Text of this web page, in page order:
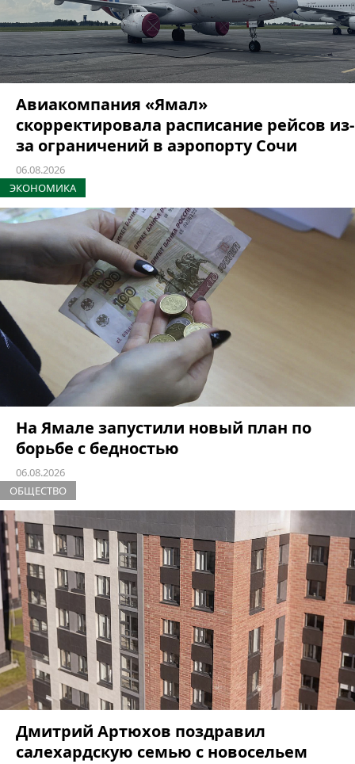
Авиакомпания «Ямал»
скорректировала расписание рейсов из-
за ограничений в аэропорту Сочи
06.08.2026
ЭКОНОМИКА
На Ямале запустили новый план по
борьбе с бедностью
06.08.2026
ОБЩЕСТВО
Дмитрий Артюхов поздравил
салехардскую семью с новосельем